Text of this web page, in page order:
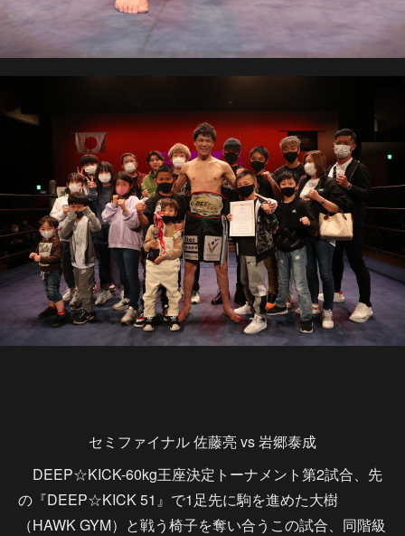
セミファイナル 佐藤亮 vs 岩郷泰成
DEEP☆KICK-60kg王座決定トーナメント第2試合、先
の『DEEP☆KICK 51』で1足先に駒を進めた大樹
（HAWK GYM）と戦う椅子を奪い合うこの試合、同階級